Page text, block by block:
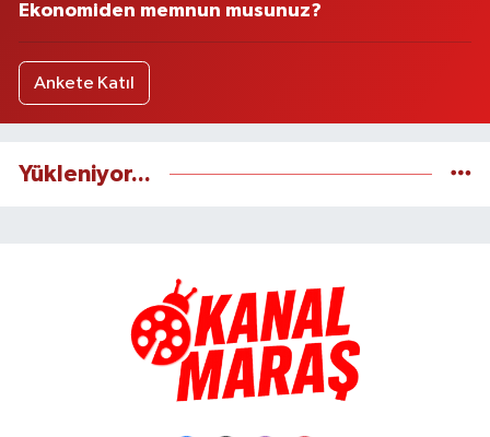
Ekonomiden memnun musunuz?
Ankete Katıl
Yükleniyor...